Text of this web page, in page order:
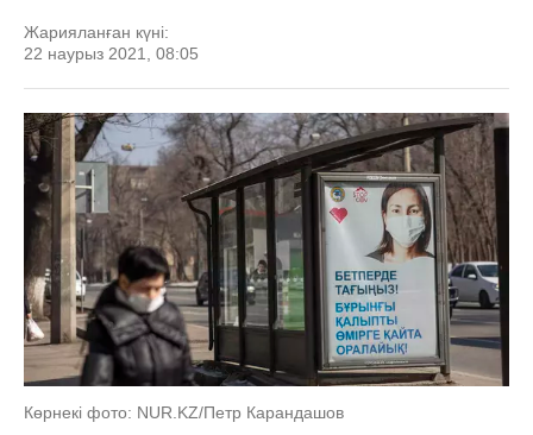
Жарияланған күні:
22 наурыз 2021, 08:05
Көрнекі фото: NUR.KZ/Петр Карандашов